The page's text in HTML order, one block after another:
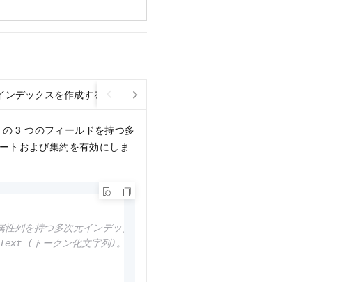
デックスを作成する 日付カラムおよび仮想カラムを含む多次元イン
3 つのフィールドを持つ多
トおよび集約を有効にしま
持つ多次元インデックスを作成します。
(トークン化文字列)。